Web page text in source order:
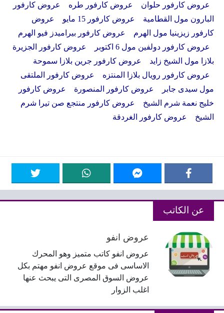
عروض كارفور حلوان عروض كارفور طره عروض كارفور
البارون مول القطامية عروض كارفور 15 مايو عروض
كارفور زيزينيا مول الهرم عروض كارفور بيراميدز فيو الهرم
عروض كارفور دولفين مول 6 اكتوبر عروض كارفور الجزيرة
بلازا مول الشيخ زايد عروض كارفور جرين بلازا سموحة
عروض كارفور رويال بلازا المنتزه عروض كارفور الملتقى
مول سيدى جابر عروض كارفور المنصورة عروض كارفور
خليج نعمة شرم الشيخ عروض كارفور منتجع صن تيرا شرم
الشيخ عروض كارفور الغردقة
عن الكاتب
عروض انفو
عروض انفو كاتب متميز وهو المحرك
الاساسى فى موقع عروض انفو مهتم بكل
عروض السوق المصرى التى يبحث عنها
اغلب الزوار